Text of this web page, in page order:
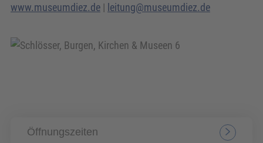
www.museumdiez.de | leitung@museumdiez.de
Öffnungszeiten